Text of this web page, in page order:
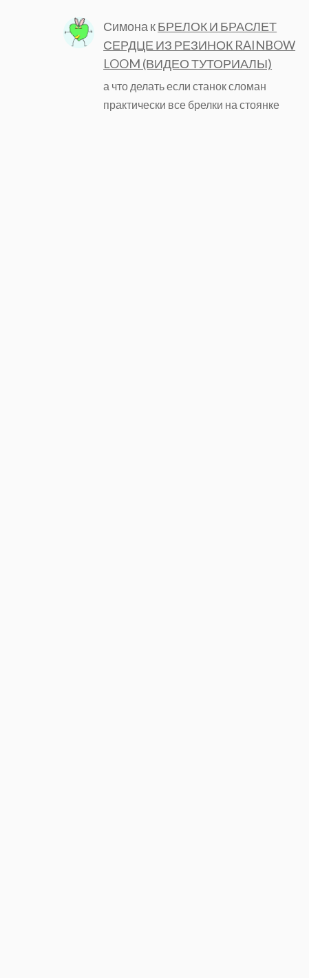
Симона кБРЕЛОК И БРАСЛЕТ
СЕРДЦЕ ИЗ РЕЗИНОК RAINBOW
LOOM (ВИДЕО ТУТОРИАЛЫ)
а что делать если станок сломан
практически все брелки на стоянке